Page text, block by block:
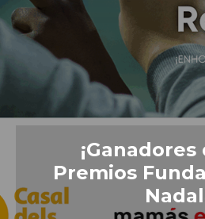
¡Ganadores
Premios